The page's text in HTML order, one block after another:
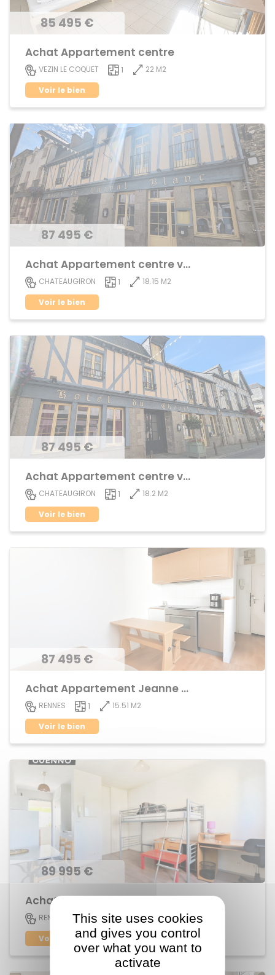
85 495 €
Achat Appartement centre
VEZIN LE COQUET 1
22 M2
Voir le bien
87 495 €
Achat Appartement centre ville
CHATEAUGIRON 1
18.15 M2
Voir le bien
87 495 €
Achat Appartement centre ville
CHATEAUGIRON 1
18.2 M2
Voir le bien
87 495 €
Achat Appartement Jeanne d'Arc
RENNES 1
15.51 M2
Voir le bien
89 995 €
Achat Appartement Maurepas
RENNES 1
20 M2
Voir le bien
This site uses cookies
and gives you control
over what you want to
activate